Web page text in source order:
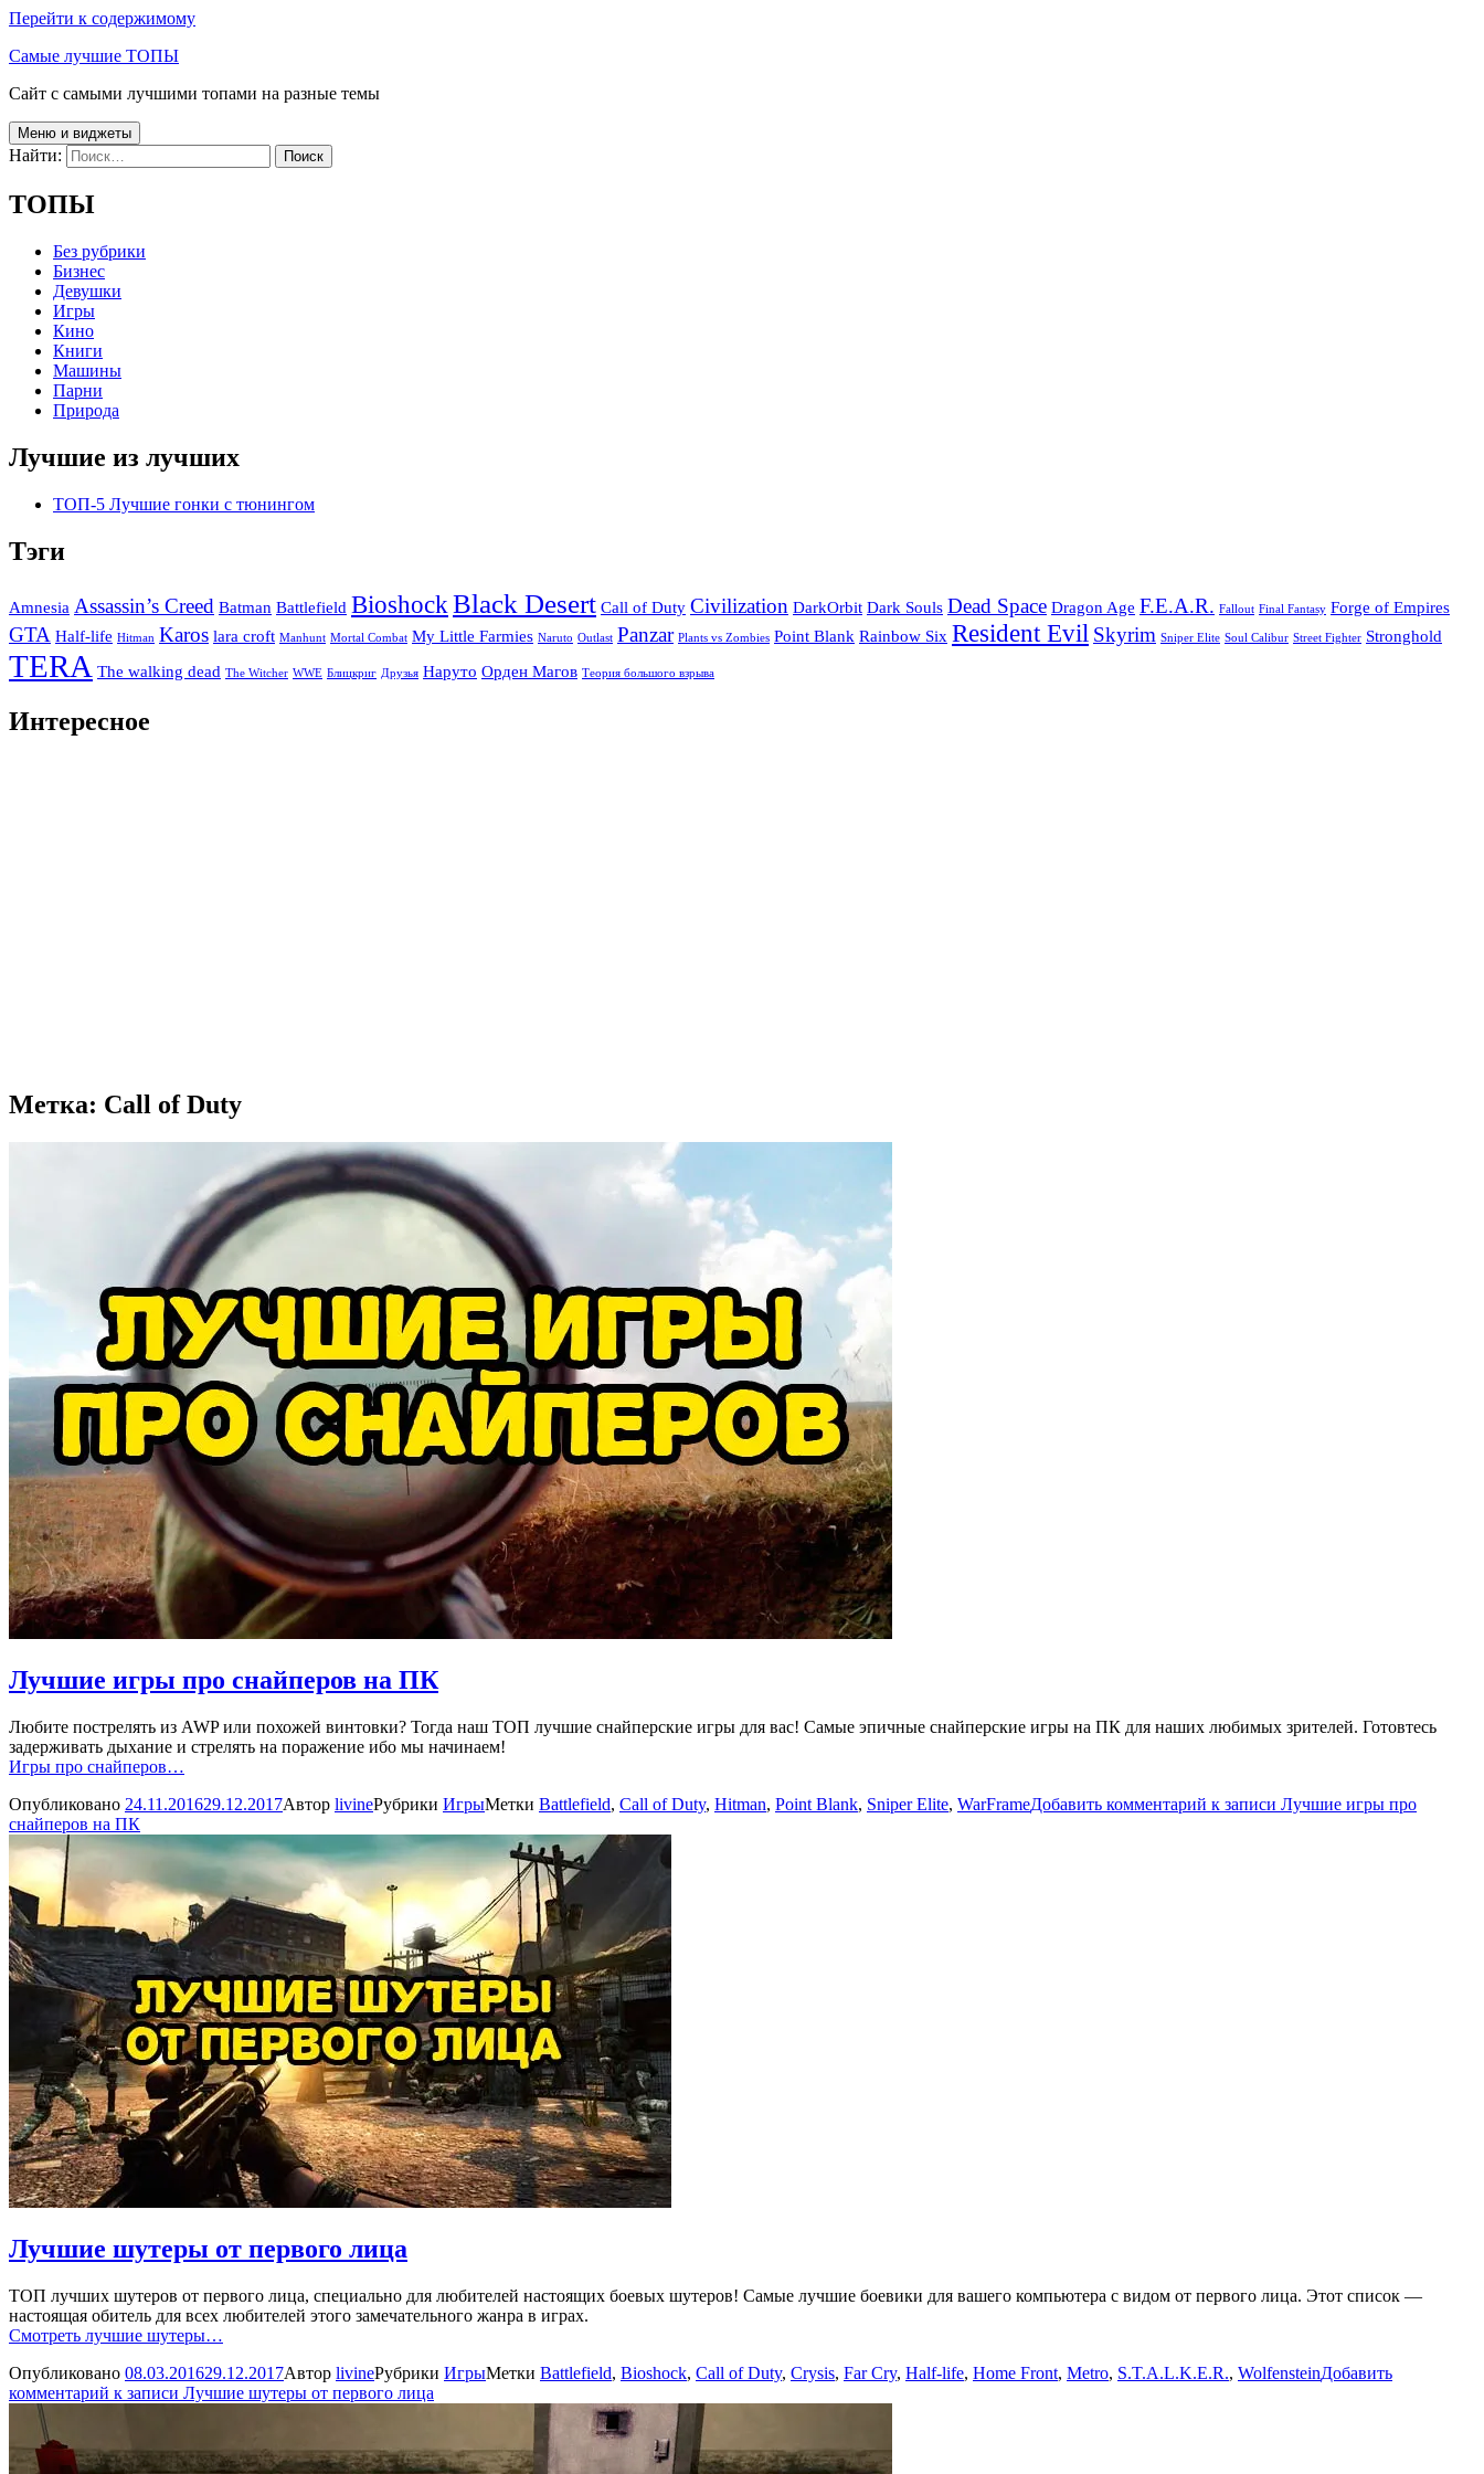
Перейти к содержимому
Самые лучшие ТОПЫ
Сайт с самыми лучшими топами на разные темы
Меню и виджеты
Найти:
ТОПЫ
Без рубрики
Бизнес
Девушки
Игры
Кино
Книги
Машины
Парни
Природа
Лучшие из лучших
ТОП-5 Лучшие гонки с тюнингом
Тэги
Amnesia Assassin’s Creed Batman Battlefield BioshockBlack Desert Call of Duty Civilization DarkOrbit Dark Souls Dead Space Dragon Age F.E.A.R. Fallout Final Fantasy Forge of Empires
GTA Half-life Hitman Karos lara croft Manhunt Mortal Combat My Little Farmies Naruto Outlast Panzar Plants vs Zombies Point Blank Rainbow Six Resident Evil Skyrim Sniper Elite Soul Calibur Street Fighter Stronghold
TERA The walking dead The Witcher WWE Блицкриг Друзья Наруто Орден Магов Теория большого взрыва
Интересное
Метка: Call of Duty
Лучшие игры про снайперов на ПК
Любите пострелять из AWP или похожей винтовки? Тогда наш ТОП лучшие снайперские игры для вас! Самые эпичные снайперские игры на ПК для наших любимых зрителей. Готовтесь
задерживать дыхание и стрелять на поражение ибо мы начинаем!
Игры про снайперов…
Опубликовано 24.11.201629.12.2017Автор livineРубрики ИгрыМетки Battlefield, Call of Duty, Hitman, Point Blank, Sniper Elite, WarFrameДобавить комментарий к записи Лучшие игры про
снайперов на ПК
Лучшие шутеры от первого лица
ТОП лучших шутеров от первого лица, специально для любителей настоящих боевых шутеров! Самые лучшие боевики для вашего компьютера с видом от первого лица. Этот список —
настоящая обитель для всех любителей этого замечательного жанра в играх.
Смотреть лучшие шутеры…
Опубликовано 08.03.201629.12.2017Автор livineРубрики ИгрыМетки Battlefield, Bioshock, Call of Duty, Crysis, Far Cry, Half-life, Home Front, Metro, S.T.A.L.K.E.R., WolfensteinДобавить
комментарий к записи Лучшие шутеры от первого лица